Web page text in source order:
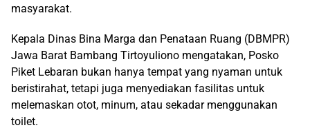
masyarakat.
Kepala Dinas Bina Marga dan Penataan Ruang (DBMPR)
Jawa Barat Bambang Tirtoyuliono mengatakan, Posko
Piket Lebaran bukan hanya tempat yang nyaman untuk
beristirahat, tetapi juga menyediakan fasilitas untuk
melemaskan otot, minum, atau sekadar menggunakan
toilet.